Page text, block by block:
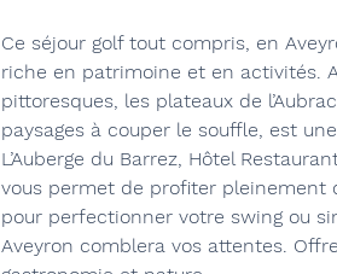
Ce séjour golf tout compris, en
riche en patrimoine et en activités.
pittoresques, les plateaux de
paysages à couper le souffle, est
L’Auberge du Barrez, Hôtel
vous permet de profiter pleinement
pour perfectionner votre swing ou
Aveyron comblera vos attentes.